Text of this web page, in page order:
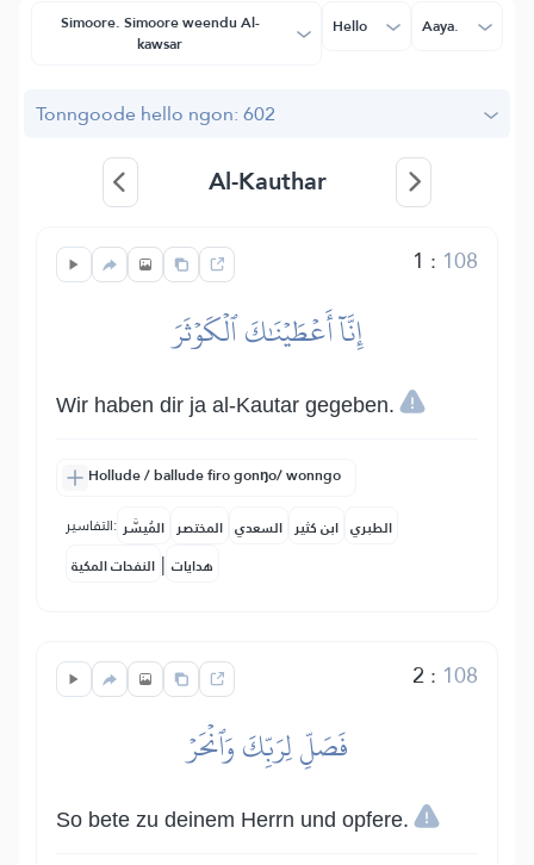
Simoore. Simoore weendu Al-
kawsar
Hello Aaya.
Tonngoode hello ngon: 602
Al-Kauthar
1 : 108
إِنَّآ أَعۡطَيۡنَٰكَ ٱلۡكَوۡثَرَ
Wir haben dir ja al-Kautar gegeben.
Hollude / ballude firo gonŋo/ wonngo
التفاسير: المُيسَّر المختصر السعدي ابن كثير الطبري
النفحات المكية | هدايات
2 : 108
فَصَلِّ لِرَبِّكَ وَٱنۡحَرۡ
So bete zu deinem Herrn und opfere.